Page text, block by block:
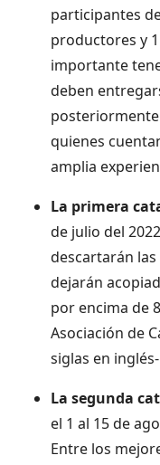
participantes
productores y
importante
deben
quienes
amplia
La primera
de julio del
descartarán
dejarán
por encima de
Asociación de
siglas en
La segunda
el 1 al 15 de
Entre los